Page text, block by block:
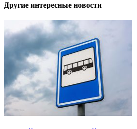
Другие интересные новости